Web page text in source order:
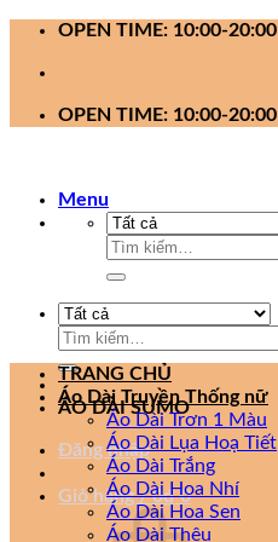
OPEN TIME: 10:00-20:00
OPEN TIME: 10:00-20:00
Menu
Tìm
Tìm
ÁO DÀI SUMO
Đăng nhập
Giỏ hàng /0₫ 0
TRANG CHỦ
Áo Dài Truyền Thống nữ
Áo Dài Trơn 1 Màu
Áo Dài Lụa Hoạ Tiết
Áo Dài Trắng
Áo Dài Hoa Nhí
Áo Dài Hoa Sen
Áo Dài Thêu